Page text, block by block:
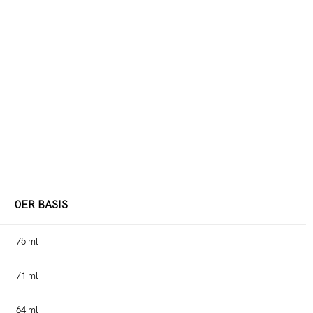
0ER BASIS
75 ml
71 ml
64 ml